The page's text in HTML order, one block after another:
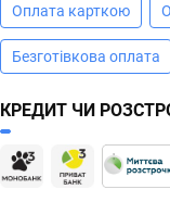
Оплата карткою
Безготівкова оплата
КРЕДИТ ЧИ